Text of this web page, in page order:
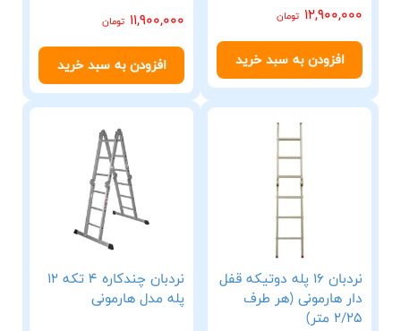
12,900,000 تومان
افزودن به سبد خرید
11,900,000 تومان
افزودن به سبد خرید
نردبان 16 پله دوتیکه قفل
دار هارمونی (هر طرف
2/25 متر)
نردبان چندکاره 4 تکه 12
پله مدل هارمونی